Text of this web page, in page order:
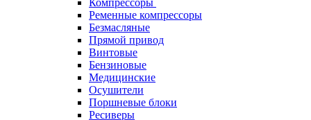
Компрессоры
Ременные компрессоры
Безмасляные
Прямой привод
Винтовые
Бензиновые
Медицинские
Осушители
Поршневые блоки
Ресиверы